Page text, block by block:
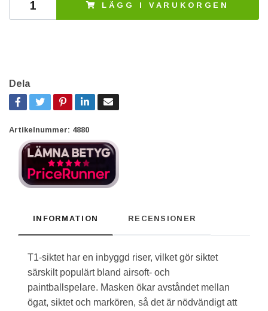
LÄGG I VARUKORGEN
Dela
Artikelnummer: 4880
INFORMATION RECENSIONER
T1-siktet har en inbyggd riser, vilket gör siktet
särskilt populärt bland airsoft- och
paintballspelare. Masken ökar avståndet mellan
ögat, siktet och markören, så det är nödvändigt att